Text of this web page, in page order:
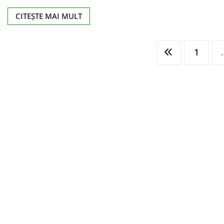
CITEȘTE MAI MULT
1